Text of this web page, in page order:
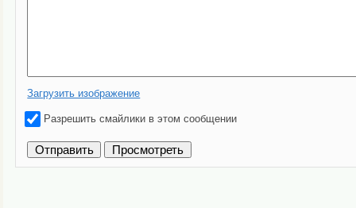
Загрузить изображение
Разрешить смайлики в этом сообщении